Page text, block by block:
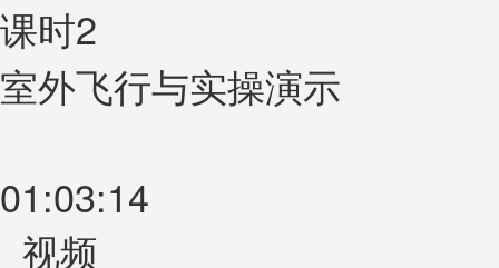
课时2
室外飞行与实操演示
01:03:14
视频